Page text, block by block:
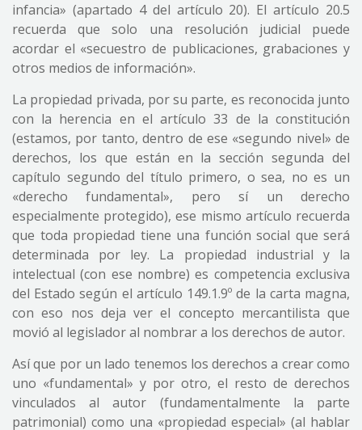
infancia» (apartado 4 del artículo 20). El artículo 20.5
recuerda que solo una resolución judicial puede
acordar el «secuestro de publicaciones, grabaciones y
otros medios de información».
La propiedad privada, por su parte, es reconocida junto
con la herencia en el artículo 33 de la constitución
(estamos, por tanto, dentro de ese «segundo nivel» de
derechos, los que están en la sección segunda del
capítulo segundo del título primero, o sea, no es un
«derecho fundamental», pero sí un derecho
especialmente protegido), ese mismo artículo recuerda
que toda propiedad tiene una función social que será
determinada por ley. La propiedad industrial y la
intelectual (con ese nombre) es competencia exclusiva
del Estado según el artículo 149.1.9º de la carta magna,
con eso nos deja ver el concepto mercantilista que
movió al legislador al nombrar a los derechos de autor.
Así que por un lado tenemos los derechos a crear como
uno «fundamental» y por otro, el resto de derechos
vinculados al autor (fundamentalmente la parte
patrimonial) como una «propiedad especial» (al hablar